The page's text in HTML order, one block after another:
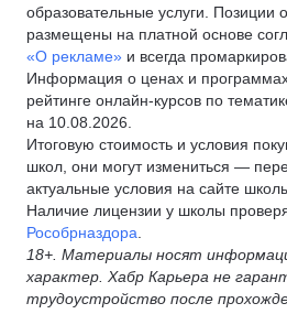
образовательные услуги. Позиции
размещены на платной основе
«О рекламе» и всегда
Информация о ценах и
рейтинге онлайн-курсов по
на 10.08.2026.
Итоговую стоимость и условия
школ, они могут измениться —
актуальные условия на сайте
Наличие лицензии у школы
Рособрназдора
18+. Материалы носят
характер. Хабр Карьера не
трудоустройство после